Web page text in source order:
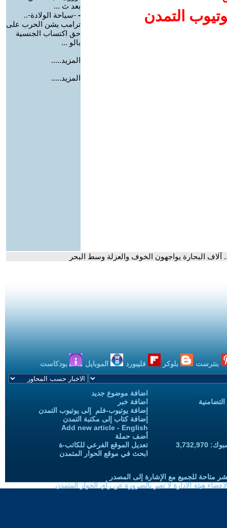
التمدن
بعد ث ...
- -سياحة الولادة-..
ترامب يشن الحرب على
حق اكتساب الجنسية
بالو ...
المزيد.....
المزيد.....
البحارة يواجهون الخوف والعزلة وسط البحر
بنترست بلوكر فليبورد الموبايل بودكاست
اضافة موضوع جديد
اضافة خبر
إضافة يوتيوب-فلم إلى يوتيوب التمدن
إضافة كتاب إلى مكتبة التمدن
Add new article - English
أضف حملة
تعديل الموقع الفرعي للكاتب-ة
ابحث في موقع الحوار المتمدن
متاحة للجميع مع الإشارة إلى المصدر
هيئة الادارة لا تعبر بالضرورة عن رأي الحوار المتمدن